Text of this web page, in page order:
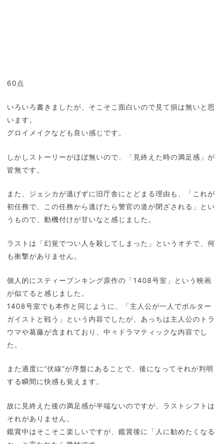
60点
いろいろ書きましたが、そこそこ面白いので見て損は無いと思
います。
グロイメイクなども良い感じです。
しかしストーリーがほぼ無いので、「見終えた時の満足感」が
皆無です。
また、ジェシカが逃げずに旧庁舎にとどまる理由も、「これが
初任務で、この任務から逃げたら警官の道が閉ざされる」とい
うもので、動機付けが甘いなと感じました。
ラストは「幻覚でつい人を殺してしまった」というオチで、何
も衝撃がありません。
個人的にスティーブンキング原作の「1408号室」という映画
が似てると感じました。
1408号室でも本作と同じように、「主人公が一人でポルター
ガイストと戦う」という内容でしたが、あっちは主人公のトラ
ウマや葛藤が含まれており、中々ドラマティックな内容でし
た。
また適度に”伏線”が序盤にあることで、後になってそれが判明
する瞬間に快感も覚えます。
故に見終えた後の満足感が半端ないのですが、ラストシフトは
それがありません。
鑑賞中はそこそこ楽しいですが、鑑賞後に「人に勧めたくなる